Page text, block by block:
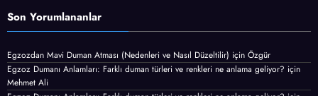
Son Yorumlananlar
Egzozdan Mavi Duman Atması (Nedenleri ve Nasıl Düzeltilir) için Özgür
Egzoz Dumanı Anlamları: Farklı duman türleri ve renkleri ne anlama geliyor? için
Mehmet Ali